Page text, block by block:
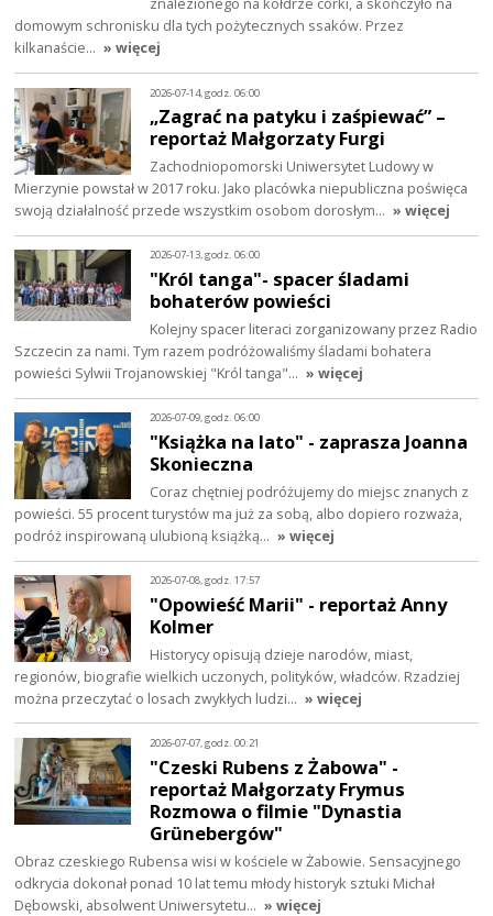
domowym schronisku dla tych pożytecznych ssaków. Przez
kilkanaście… » więcej
2026-07-14, godz. 06:00
„Zagrać na patyku i zaśpiewać” –
reportaż Małgorzaty Furgi
Zachodniopomorski Uniwersytet Ludowy w
Mierzynie powstał w 2017 roku. Jako placówka niepubliczna poświęca
swoją działalność przede wszystkim osobom dorosłym… » więcej
2026-07-13, godz. 06:00
"Król tanga"- spacer śladami
bohaterów powieści
Kolejny spacer literaci zorganizowany przez Radio
Szczecin za nami. Tym razem podróżowaliśmy śladami bohatera
powieści Sylwii Trojanowskiej "Król tanga"… » więcej
2026-07-09, godz. 06:00
"Książka na lato" - zaprasza Joanna
Skonieczna
Coraz chętniej podróżujemy do miejsc znanych z
powieści. 55 procent turystów ma już za sobą, albo dopiero rozważa,
podróż inspirowaną ulubioną książką… » więcej
2026-07-08, godz. 17:57
"Opowieść Marii" - reportaż Anny
Kolmer
Historycy opisują dzieje narodów, miast,
regionów, biografie wielkich uczonych, polityków, władców. Rzadziej
można przeczytać o losach zwykłych ludzi… » więcej
2026-07-07, godz. 00:21
"Czeski Rubens z Żabowa" -
reportaż Małgorzaty Frymus
Rozmowa o filmie "Dynastia
Grünebergów"
Obraz czeskiego Rubensa wisi w kościele w Żabowie. Sensacyjnego
odkrycia dokonał ponad 10 lat temu młody historyk sztuki Michał
Dębowski, absolwent Uniwersytetu… » więcej